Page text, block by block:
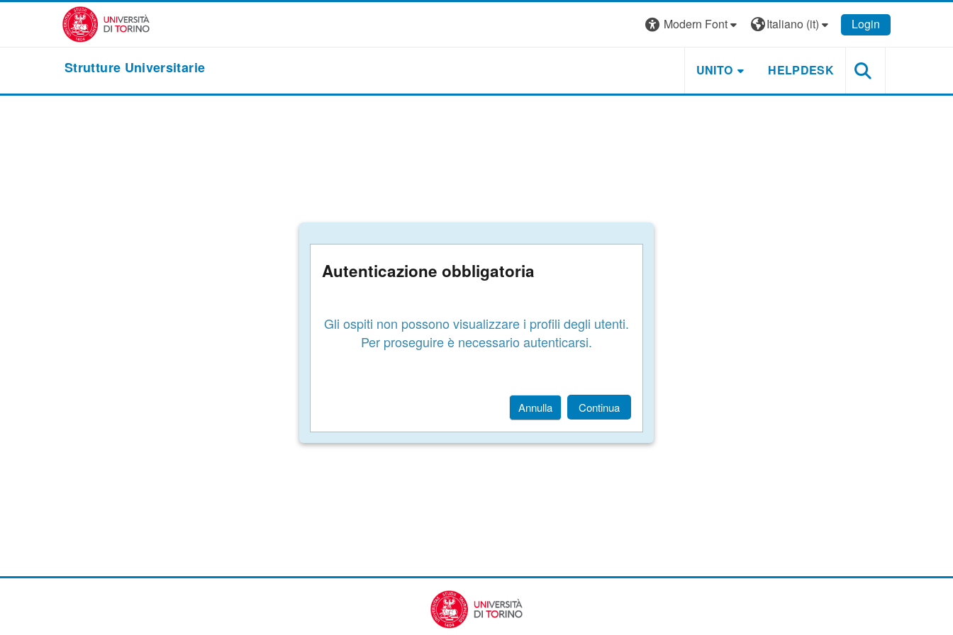
Vai al contenuto principale
Modern Font
Italiano ‎(it)‎ Login
Strutture Universitarie UNITO HELPDESK
Autenticazione obbligatoria
Gli ospiti non possono visualizzare i profili degli utenti.
Per proseguire è necessario autenticarsi.
Annulla Continua